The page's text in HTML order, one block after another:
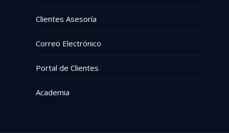
Clientes Asesoría
Correo Electrónico
Portal de Clientes
Academia